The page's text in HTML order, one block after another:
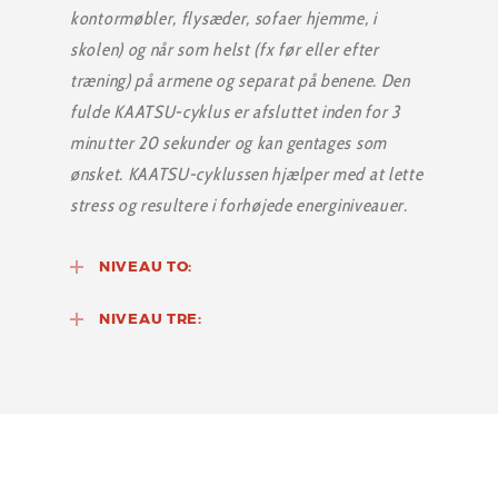
kontormøbler, flysæder, sofaer hjemme, i
skolen) og når som helst (fx før eller efter
træning) på armene og separat på benene. Den
fulde KAATSU-cyklus er afsluttet inden for 3
minutter 20 sekunder og kan gentages som
ønsket. KAATSU-cyklussen hjælper med at lette
stress og resultere i forhøjede energiniveauer.
NIVEAU TO:
NIVEAU TRE: